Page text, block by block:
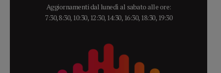
Aggiornamenti dal lunedì al sabato alle ore:
7:30, 8:30, 10:30, 12:30, 14:30, 16:30, 18:30, 19:30